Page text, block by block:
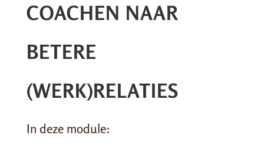
COACHEN NAAR
BETERE
(WERK)RELATIES
In deze module: